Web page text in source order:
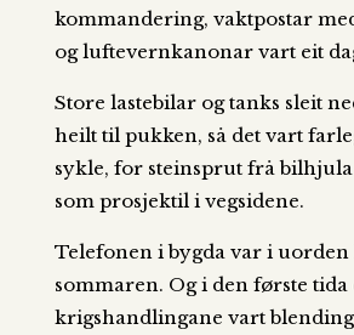
kommandering, vaktpostar
og luftevernkanonar vart eit
Store lastebilar og tanks sleit
heilt til pukken, så det vart
sykle, for steinsprut frå
som prosjektil i vegsidene.
Telefonen i bygda var i
sommaren. Og i den første tida
krigshandlingane vart